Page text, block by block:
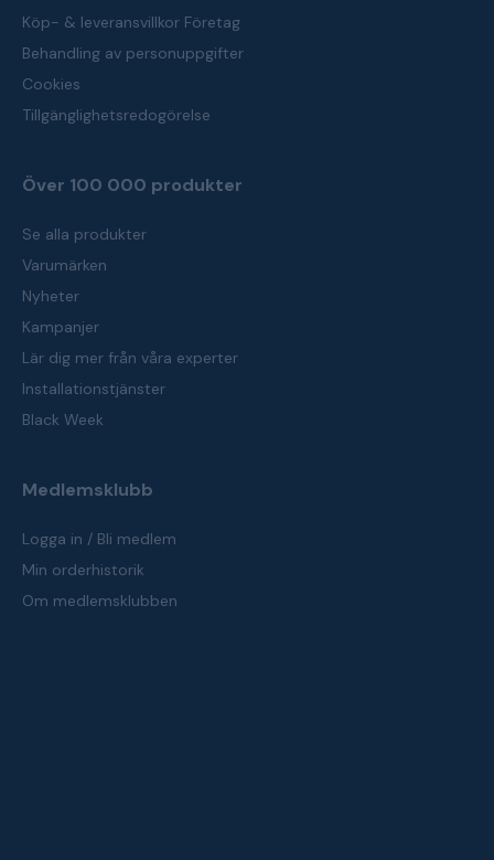
Köp- & leveransvillkor Företag
Behandling av personuppgifter
Cookies
Tillgänglighetsredogörelse
Över 100 000 produkter
Se alla produkter
Varumärken
Nyheter
Kampanjer
Lär dig mer från våra experter
Installationstjänster
Black Week
Medlemsklubb
Logga in / Bli medlem
Min orderhistorik
Om medlemsklubben